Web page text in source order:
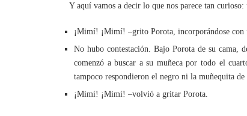
Y aquí vamos a decir lo que nos parece tan curioso:
¡Mimí! ¡Mimí! –grito Porota, incorporándose con
No hubo contestación. Bajo Porota de su cama,
comenzó a buscar a su muñeca por todo el
tampoco respondieron el negro ni la muñequita
¡Mimí! ¡Mimí! –volvió a gritar Porota.